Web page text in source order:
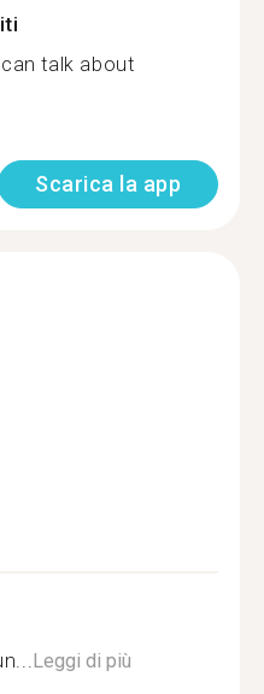
talk about
Scarica la app
Leggi di più